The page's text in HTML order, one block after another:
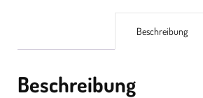
Beschreibung
Beschreibung